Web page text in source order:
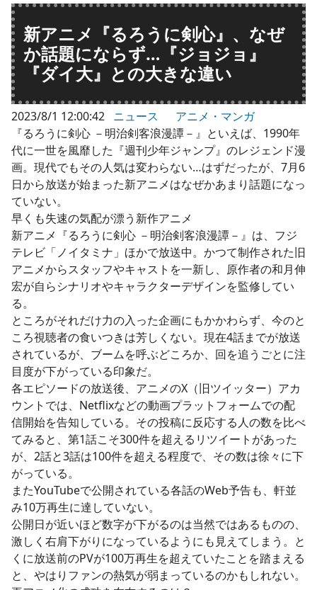
新アニメ『るろうに剣心』、なぜ
か話題にならず…『ジョジョ』
『ダイ大』との大きな違い
2023/8/1 12:00:42 ニュース
アニメ・マンガ
『るろうに剣心 －明治剣客浪漫譚－』といえば、1990年
代に一世を風靡した『週刊少年ジャンプ』のレジェンド漫
画。現代でもその人気は変わらない…はずだったが、7月6
日から放送が始まった新アニメはなぜかあまり話題になっ
ていない。
早くも失速の気配が漂う新作アニメ
新アニメ『るろうに剣心 －明治剣客浪漫譚－』は、フジ
テレビ「ノイタミナ」ほかで放送中。かつて制作された旧
アニメからスタッフやキャストを一新し、原作者の和月伸
宏が自らシナリオやキャラクターデザインを監修してい
る。
ところがそれだけ力の入った企画にもかかわらず、今のと
ころ視聴者の食いつきは芳しくない。現在4話までが放送
されているが、ブームを呼ぶどころか、回を追うごとに注
目度が下がっている印象だ。
各エピソードの放送後、アニメのX（旧ツイッター）アカ
ウントでは、Netflixなどの動画プラットフォームでの配
信開始を告知している。その投稿に反応する人の数を比べ
てみると、第1話こそ300件を超えるリツイートがあった
が、2話と3話は100件を超える程度で、その数は徐々に下
がっている。
またYouTubeで公開されている各話のWeb予告も、軒並
み10万再生に達していない。
公開日が近いほど数字が下がるのは当然ではあるものの、
激しく右肩下がりになっているようにも見えてしまう。と
くに放送前のPVが100万再生を超えていたことを踏まえる
と、やはりファンの熱気が弱まっているのかもしれない。